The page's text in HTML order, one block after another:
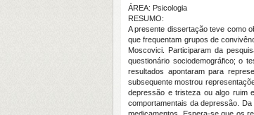
ÁREA: Psicologia
RESUMO:
A presente dissertação teve como
que frequentam grupos de
Moscovici. Participaram da
questionário sociodemográfico; o
resultados apontaram para
subsequente mostrou
depressão e tristeza ou algo ruim
comportamentais da depressão.